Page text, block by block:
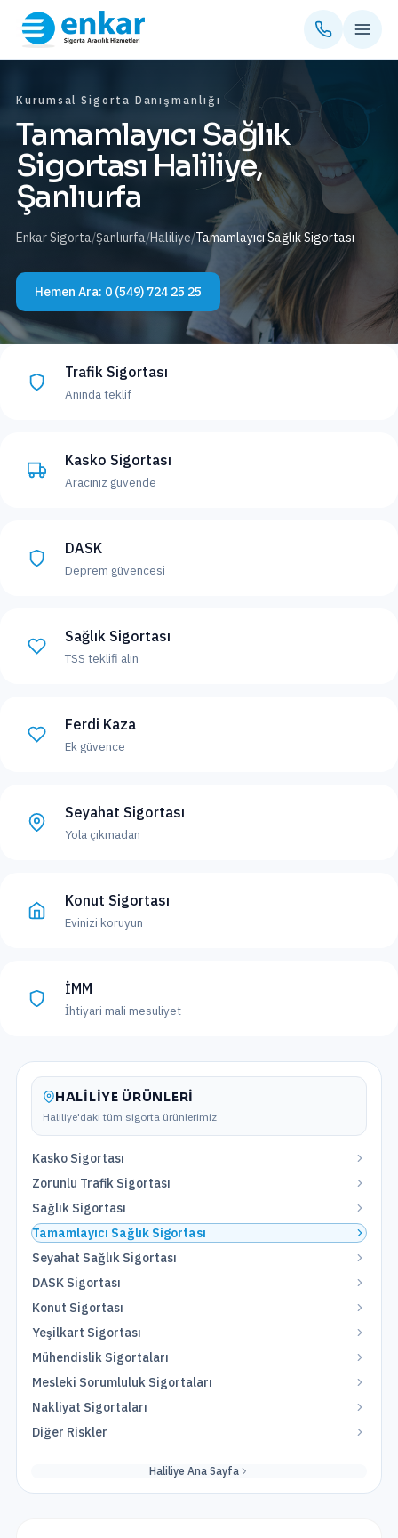
Kurumsal Sigorta Danışmanlığı
Tamamlayıcı Sağlık
Sigortası Haliliye,
Şanlıurfa
Enkar Sigorta/Şanlıurfa/Haliliye/Tamamlayıcı Sağlık Sigortası
Hemen Ara: 0 (549) 724 25 25
Trafik Sigortası
Anında teklif
Kasko Sigortası
Aracınız güvende
DASK
Deprem güvencesi
Sağlık Sigortası
TSS teklifi alın
Ferdi Kaza
Ek güvence
Seyahat Sigortası
Yola çıkmadan
Konut Sigortası
Evinizi koruyun
İMM
İhtiyari mali mesuliyet
HALILIYE ÜRÜNLERI
Haliliye'daki tüm sigorta ürünlerimiz
Kasko Sigortası
Zorunlu Trafik Sigortası
Sağlık Sigortası
Tamamlayıcı Sağlık Sigortası
Seyahat Sağlık Sigortası
DASK Sigortası
Konut Sigortası
Yeşilkart Sigortası
Mühendislik Sigortaları
Mesleki Sorumluluk Sigortaları
Nakliyat Sigortaları
Diğer Riskler
Haliliye Ana Sayfa